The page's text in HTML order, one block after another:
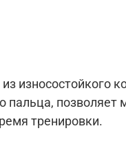
пальца,
тренировки.